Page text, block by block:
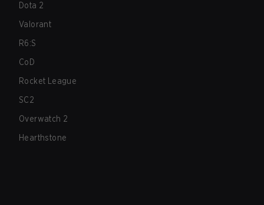
Dota 2
Valorant
R6:S
CoD
Rocket League
SC2
Overwatch 2
Hearthstone